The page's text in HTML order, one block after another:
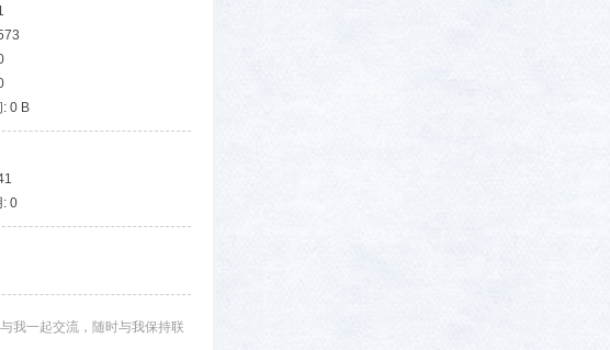
: 0 B
: 0
我一起交流，随时与我保持联